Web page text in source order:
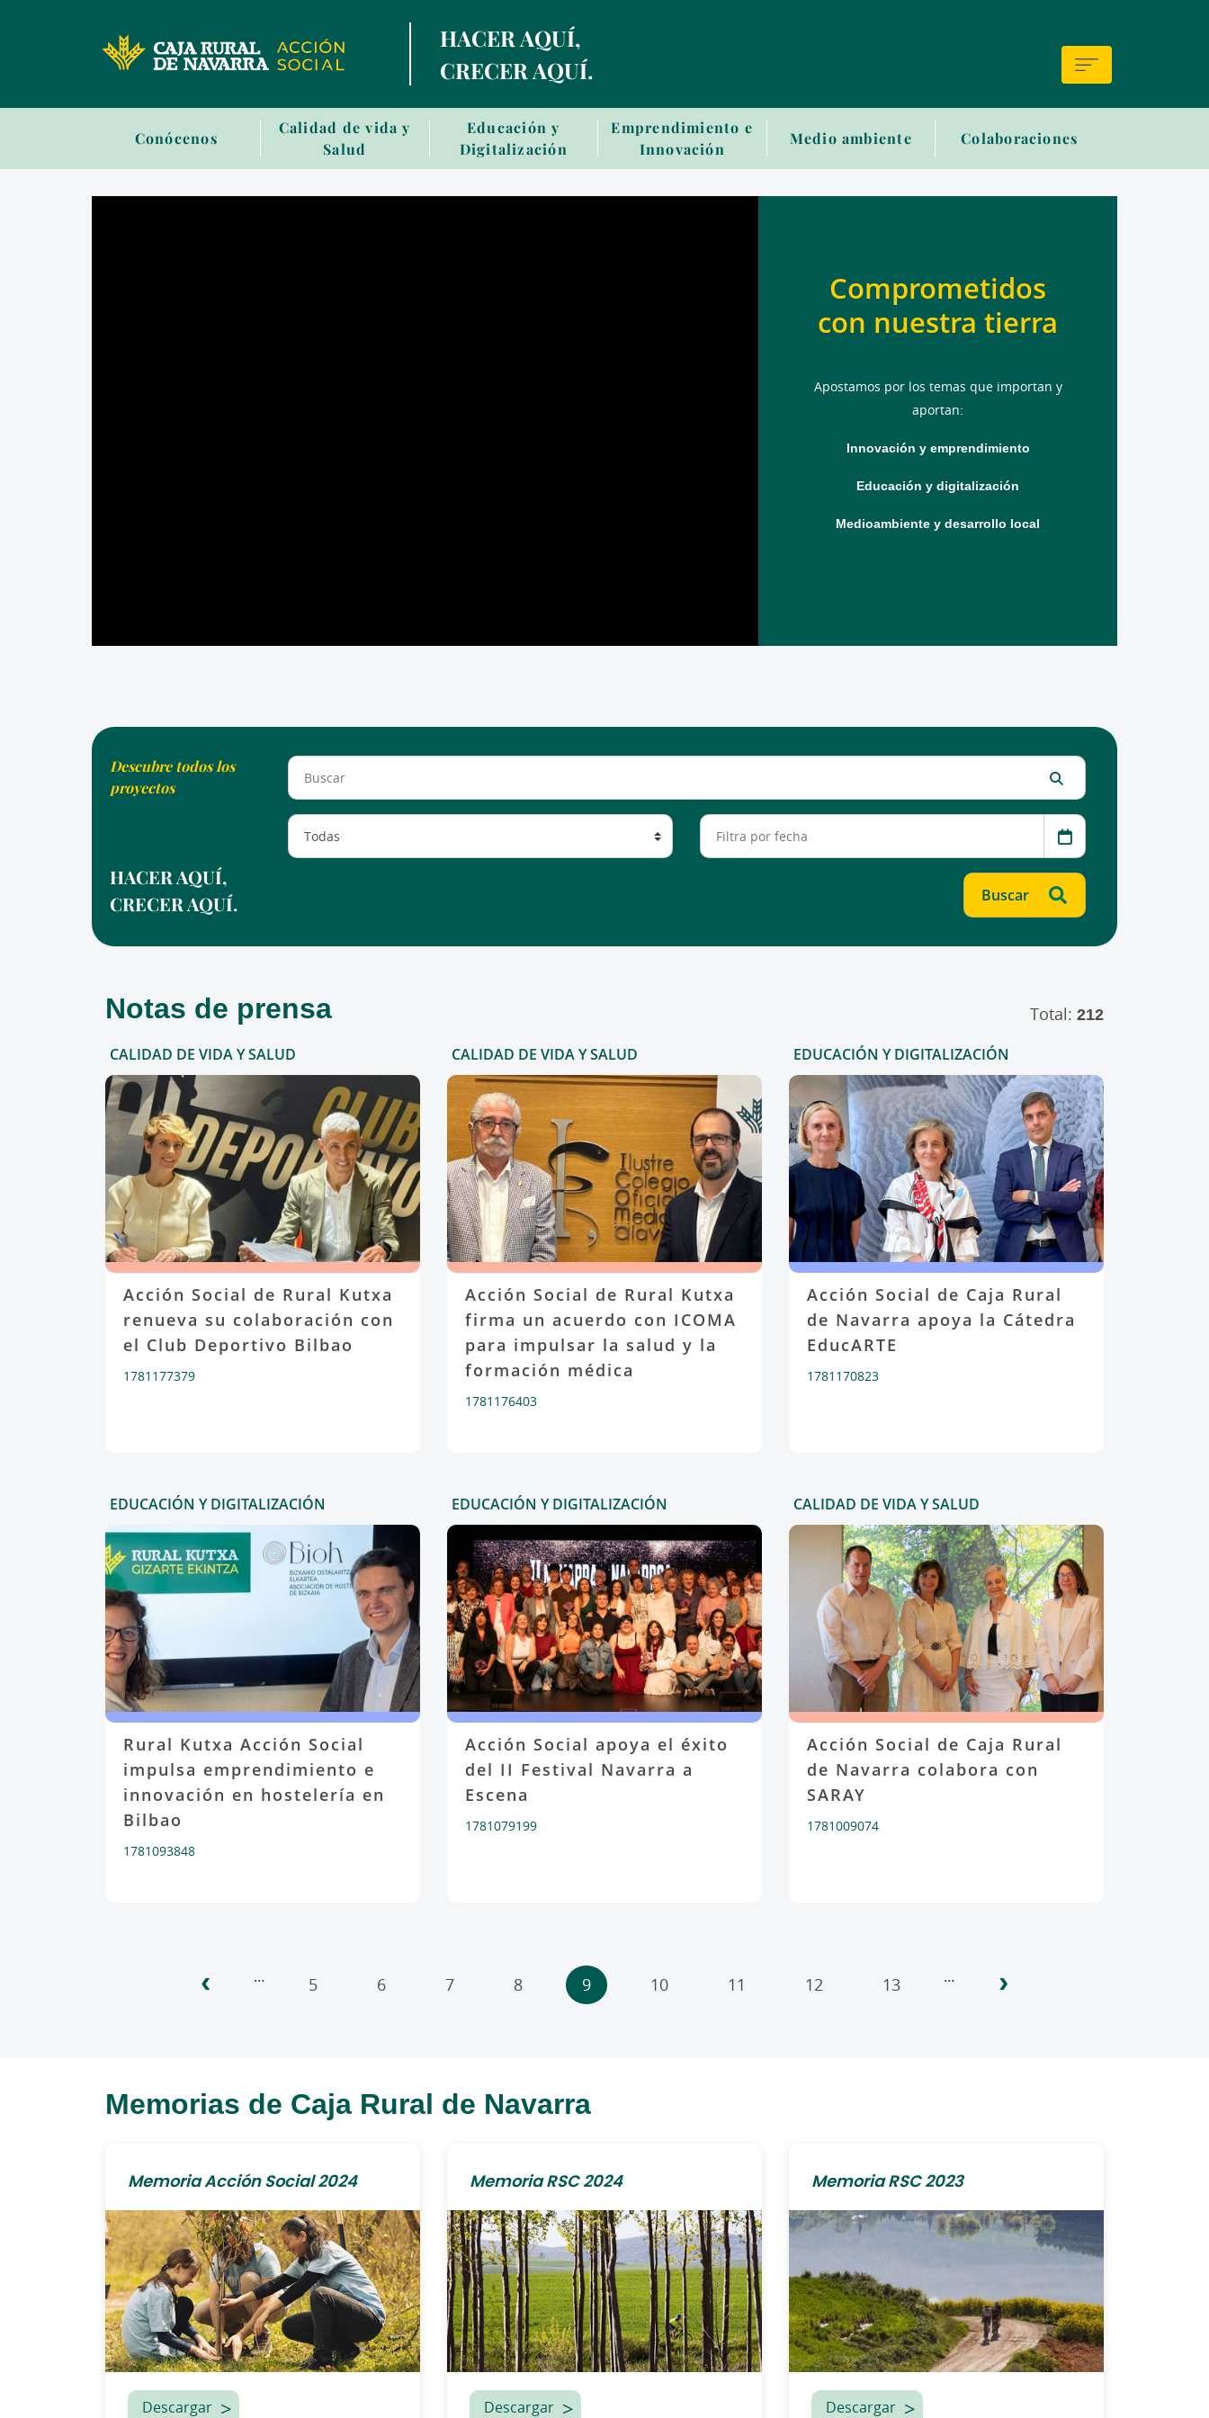
HACER AQUÍ,
CRECER AQUÍ.
de
prensa
Conócenos
Calidad de vida y
Salud
Educación y
Digitalización
Emprendimiento e
Innovación
Medio ambiente Colaboraciones
Comprometidos
con nuestra tierra
Apostamos por los temas que importan y
aportan:
Innovación y emprendimiento
Educación y digitalización
Medioambiente y desarrollo local
Descubre todos los
proyectos
HACER AQUÍ,
CRECER AQUÍ.
Notas de prensa Total: 212
CALIDAD DE VIDA Y SALUD
Acción Social de Rural Kutxa
renueva su colaboración con
el Club Deportivo Bilbao
1781177379
CALIDAD DE VIDA Y SALUD
Acción Social de Rural Kutxa
firma un acuerdo con ICOMA
para impulsar la salud y la
formación médica
1781176403
EDUCACIÓN Y DIGITALIZACIÓN
Acción Social de Caja Rural
de Navarra apoya la Cátedra
EducARTE
1781170823
EDUCACIÓN Y DIGITALIZACIÓN
Rural Kutxa Acción Social
impulsa emprendimiento e
innovación en hostelería en
Bilbao
1781093848
EDUCACIÓN Y DIGITALIZACIÓN
Acción Social apoya el éxito
del II Festival Navarra a
Escena
1781079199
CALIDAD DE VIDA Y SALUD
Acción Social de Caja Rural
de Navarra colabora con
SARAY
1781009074
Pagination
‹ … 5 6 7 8 9 10 11 12 13 … ›
Memorias de Caja Rural de Navarra
Memoria Acción Social 2024
Descargar
Memoria RSC 2024
Descargar
Memoria RSC 2023
Descargar